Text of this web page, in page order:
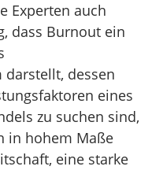
Experten auch
dass Burnout ein
darstellt, dessen
eines
zu suchen sind,
in hohem Maße
eine starke